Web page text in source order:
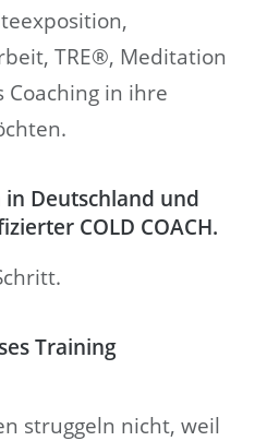
TRE®, Meditation
in ihre
in Deutschland und
COLD COACH.
Training
struggeln nicht, weil